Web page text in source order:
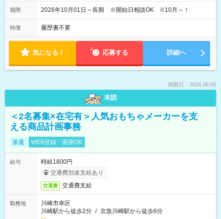
期間 2026年10月01日～長期 ※開始日相談OK ※10月～！
特徴 履歴書不要
気になる！ 応募する 詳細へ
掲載日：2026.08.06
未読
＜2名募集×在宅有＞人気おもちゃメーカーを支
える商品計画事務
派遣 WEB登録・面接OK
給与
時給1800円
交通費別途支給あり
交通費 交通費支給
勤務地
川崎市幸区
川崎駅から徒歩2分 / 京急川崎駅から徒歩6分